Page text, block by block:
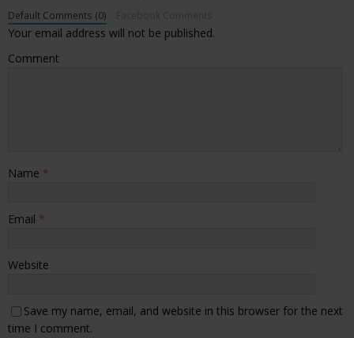
Default Comments (0)
Your email address will not be published.
Comment
Name *
Email *
Website
Save my name, email, and website in this browser for the next
time I comment.